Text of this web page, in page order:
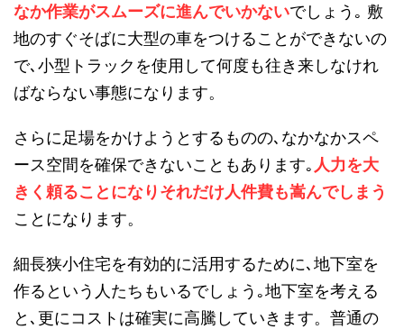
なか作業がスムーズに進んでいかないでしょう｡ 敷
地のすぐそばに大型の車をつけることができないの
で､小型トラックを使用して何度も往き来しなけれ
ばならない事態になります。
さらに足場をかけようとするものの､なかなかスペ
ース空間を確保できないこともあります｡ 人力を大
きく頼ることになりそれだけ人件費も嵩んでしまう
ことになります。
細長狭小住宅を有効的に活用するために､地下室を
作るという人たちもいるでしょう｡地下室を考える
と､更にコストは確実に高騰していきます。普通の